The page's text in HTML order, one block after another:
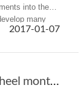
into them,
many
can find it in
2017-01-07
Maintenant, Airwheel montre la parfaite intég...